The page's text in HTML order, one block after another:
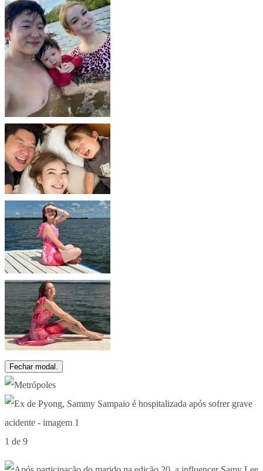
Fechar modal.
1 de 9